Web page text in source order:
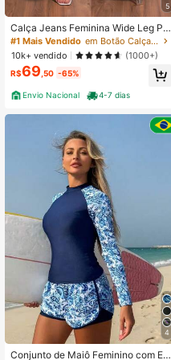
5
Calça Jeans Feminina Wide Leg Pa
ntalona Cintura Alta Marmorizada S
em Lycra Boca Larga Premium Sofi
sticada Confortável Elegante
#1 Mais Vendido
em Botão Calças de ganga
10k+ vendido
(1000+)
R$69 ,50 -65%
Envio Nacional 4-7 dias
4
Conjunto de Maiô Feminino com Est